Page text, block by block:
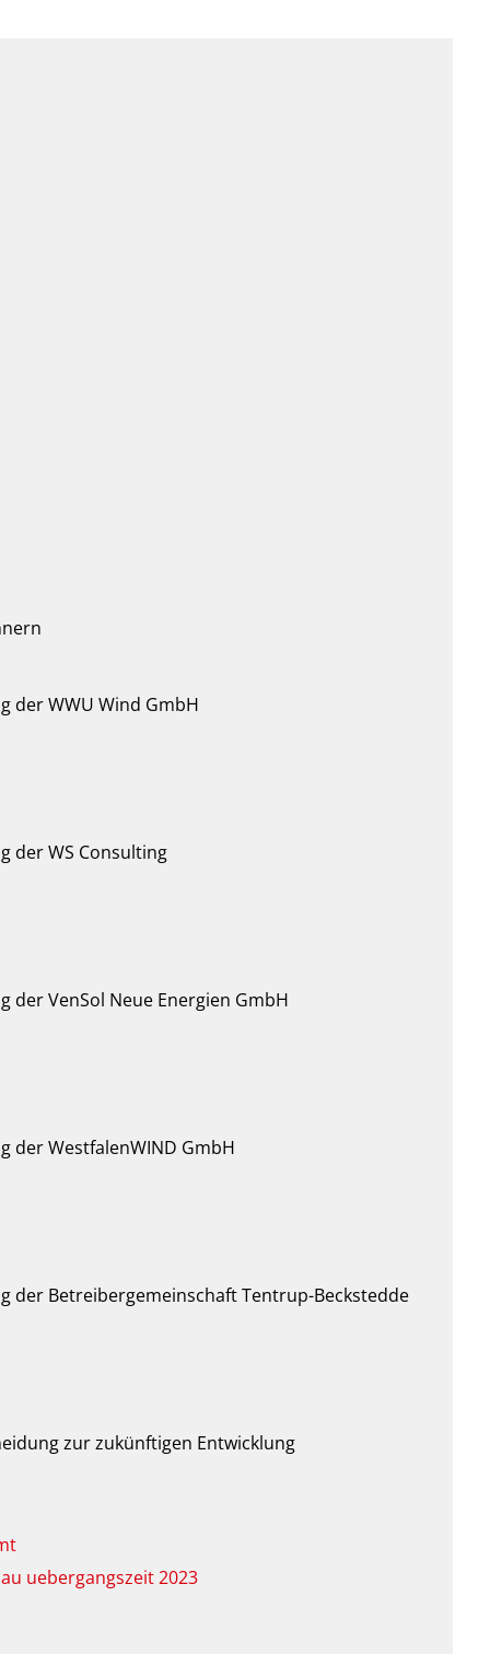
der WWU Wind GmbH
der WS Consulting
der VenSol Neue Energien GmbH
der WestfalenWIND GmbH
der Betreibergemeinschaft Tentrup-Beckstedde
zur zukünftigen Entwicklung
uebergangszeit 2023